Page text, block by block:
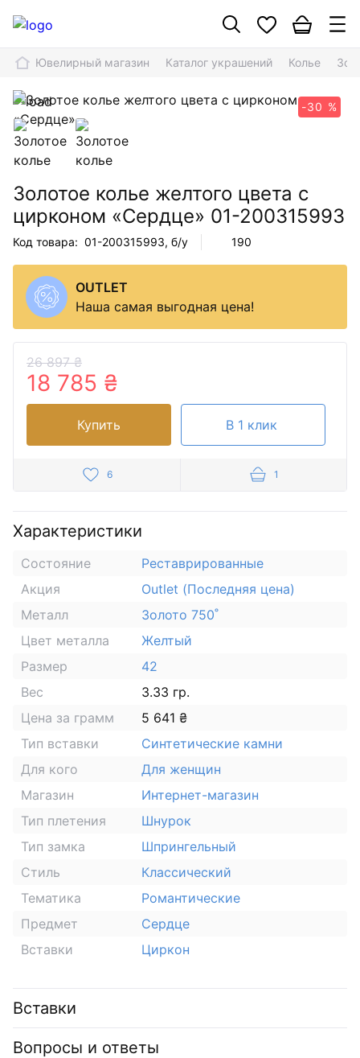
Ювелирный магазин Каталог украшений Колье
-30 %
Золотое колье желтого цвета с
цирконом «Сердце» 01-200315993
Код товара: 01-200315993, б/у 190
OUTLET
Наша самая выгодная цена!
26 897 ₴
18 785 ₴
Купить В 1 клик
6 1
Характеристики
Состояние
Реставрированные
Акция
Outlet (Последняя цена)
Металл
Золото 750˚
Цвет металла
Желтый
Размер
42
Вес
3.33 гр.
Цена за грамм
5 641 ₴
Тип вставки
Синтетические камни
Для кого
Для женщин
Магазин
Интернет-магазин
Тип плетения
Шнурок
Тип замка
Шпрингельный
Стиль
Классический
Тематика
Романтические
Предмет
Сердце
Вставки
Циркон
Вставки
Вопросы и ответы